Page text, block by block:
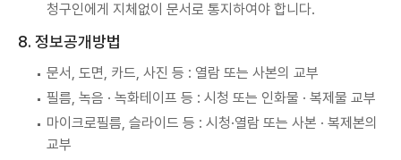
청구인에게 지체없이 문서로 통지하여야 합니다.
8. 정보공개방법
문서, 도면, 카드, 사진 등 : 열람 또는 사본의 교부
필름, 녹음 · 녹화테이프 등 : 시청 또는 인화물 · 복제물 교부
마이크로필름, 슬라이드 등 : 시청·열람 또는 사본 · 복제본의
교부